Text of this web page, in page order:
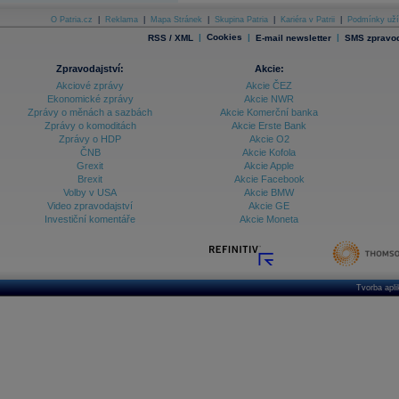
O Patria.cz Reklama Mapa Stránek Skupina Patria Kariéra v Patrii Podmínky
RSS / XML | Cookies | E-mail newsletter | SMS
Zpravodajství:
Akciové zprávy
Ekonomické zprávy
Zprávy o měnách a sazbách
Zprávy o komoditách
Zprávy o HDP
ČNB
Grexit
Brexit
Volby v USA
Video zpravodajství
Investiční komentáře
Akcie:
Akcie ČEZ
Akcie NWR
Akcie Komerční banka
Akcie Erste Bank
Akcie O2
Akcie Kofola
Akcie Apple
Akcie Facebook
Akcie BMW
Akcie GE
Akcie Moneta
Tvorba